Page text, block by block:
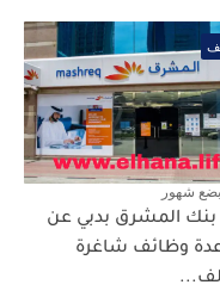
شهور
بنك المشرق بدبي عن
عدة وظائف شاغرة